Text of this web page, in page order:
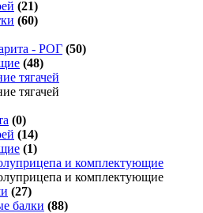
(21)
(60)
- РОГ (50)
(48)
тягачей
тягачей
(0)
(14)
(1)
и комплектующие
и комплектующие
(27)
балки (88)